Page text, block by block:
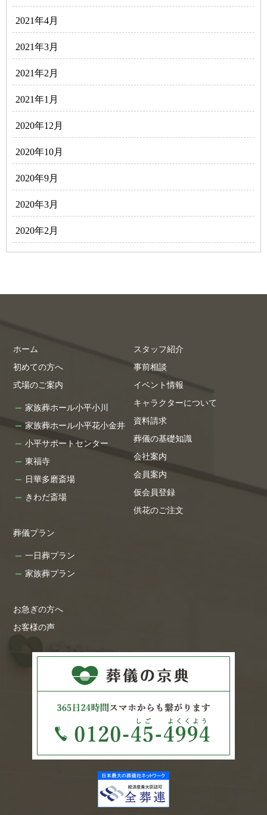
2021年4月
2021年3月
2021年2月
2021年1月
2020年12月
2020年10月
2020年9月
2020年3月
2020年2月
ホーム
初めての方へ
式場のご案内
家族葬ホール小平小川
家族葬ホール小平花小金井
小平サポートセンター
東福寺
日華多磨斎場
きわだ斎場
葬儀プラン
一日葬プラン
家族葬プラン
お急ぎの方へ
お客様の声
スタッフ紹介
事前相談
イベント情報
キャラクターについて
資料請求
葬儀の基礎知識
会社案内
会員案内
仮会員登録
供花のご注文